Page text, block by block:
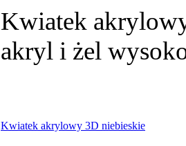
Kwiatek
akryl i żel
Kwiatek akrylowy 3D niebieskie